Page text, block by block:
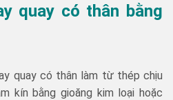
quay có thân bằng
quay có thân làm từ thép chịu
kín bằng gioăng kim loại hoặc